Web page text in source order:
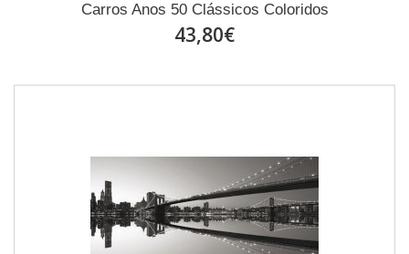
Carros Anos 50 Clássicos Coloridos
43,80€